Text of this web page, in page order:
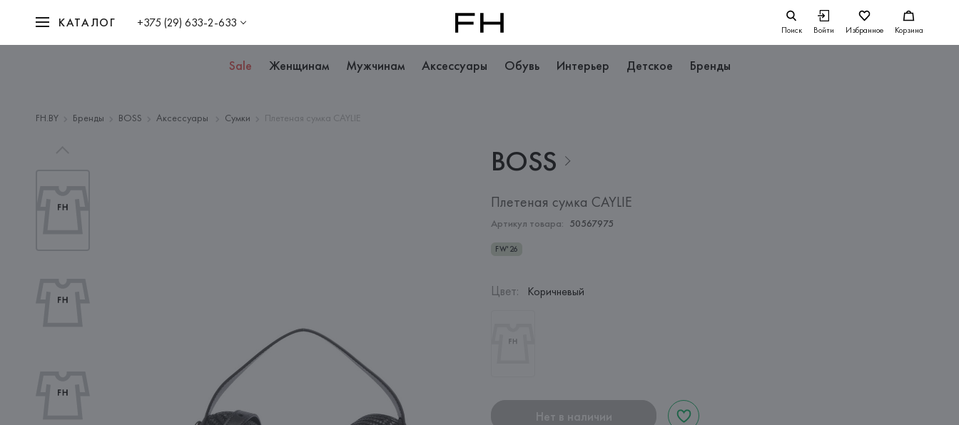
КАТАЛОГ +375 (29) 633-2-633 Поиск Войти Избранное Корзина
Sale Женщинам Мужчинам Аксессуары Обувь Интерьер Детское Бренды
FH.BY Бренды BOSS Аксессуары Сумки Плетеная сумка CAYLIE
BOSS
Плетеная сумка CAYLIE
Артикул товара: 50567975
FW'26
Цвет: Коричневый
Нет в наличии